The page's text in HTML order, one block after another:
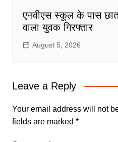
एनवीएस स्कूल के पास
वाला युवक गिरफ्तार
August 5, 2026
Leave a Reply
Your email address will not
fields are marked *